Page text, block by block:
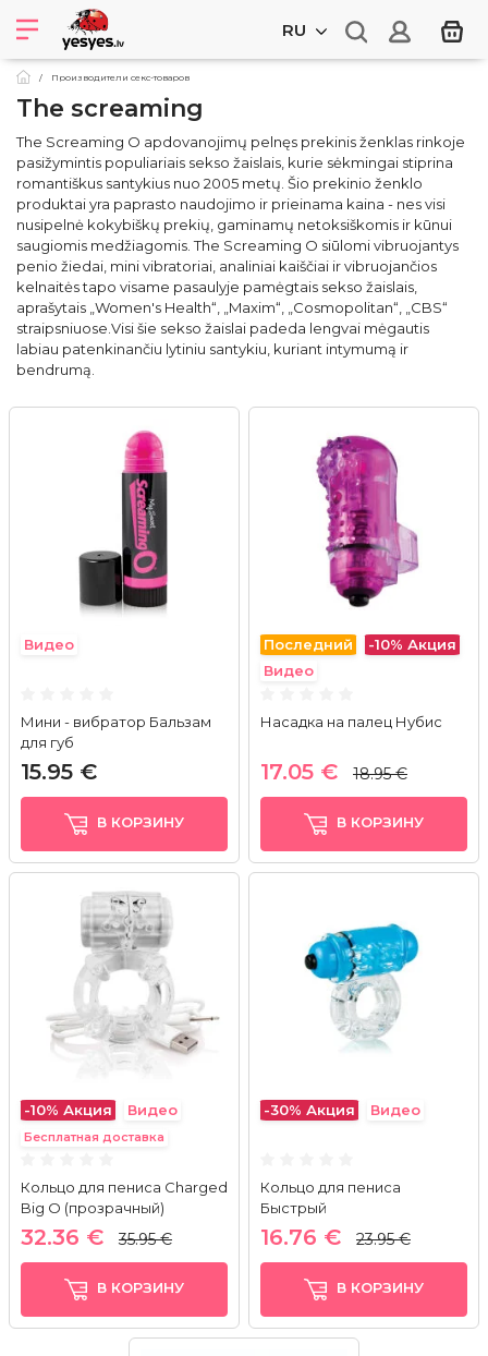
RU
Производители секс-товаров
The screaming
The Screaming O apdovanojimų pelnęs prekinis ženklas rinkoje
pasižymintis populiariais sekso žaislais, kurie sėkmingai stiprina
romantiškus santykius nuo 2005 metų. Šio prekinio ženklo
produktai yra paprasto naudojimo ir prieinama kaina - nes visi
nusipelnė kokybiškų prekių, gaminamų netoksiškomis ir kūnui
saugiomis medžiagomis. The Screaming O siūlomi vibruojantys
penio žiedai, mini vibratoriai, analiniai kaiščiai ir vibruojančios
kelnaitės tapo visame pasaulyje pamėgtais sekso žaislais,
aprašytais „Women's Health“, „Maxim“, „Cosmopolitan“, „CBS“
straipsniuose.Visi šie sekso žaislai padeda lengvai mėgautis
labiau patenkinančiu lytiniu santykiu, kuriant intymumą ir
bendrumą.
Видео
Мини - вибратор Бальзам
для губ
15.95 €
В КОРЗИНУ
Последний -10% Акция
Видео
Насадка на палец Нубис
17.05 € 18.95 €
В КОРЗИНУ
-10% Акция Видео
Бесплатная доставка
Кольцо для пениса Charged
Big O (прозрачный)
32.36 € 35.95 €
В КОРЗИНУ
-30% Акция Видео
Кольцо для пениса
Быстрый
16.76 € 23.95 €
В КОРЗИНУ